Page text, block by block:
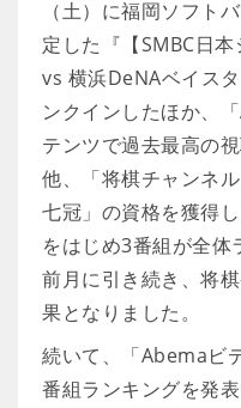
（土）に福岡ソフト
定した『【SMBC日
vs 横浜DeNAベイス
ンクインしたほか、
テンツで過去最高の
他、「将棋チャンネ
七冠」の資格を獲得
をはじめ3番組が全体
前月に引き続き、将
果となりました。
続いて、「Abemaビ
番組ランキングを発